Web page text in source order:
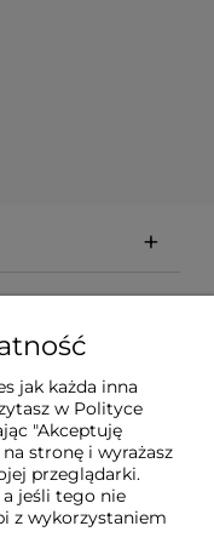
jak każda inna
w Polityce
"Akceptuję
stronę i wyrażasz
przeglądarki.
jeśli tego nie
z wykorzystaniem